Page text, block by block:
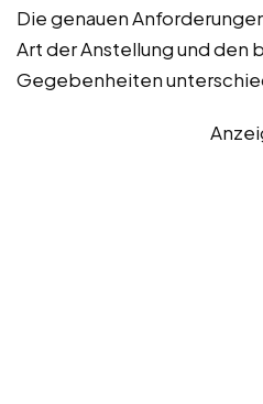
Die genauen
Art der Anstellung und den
Gegebenheiten